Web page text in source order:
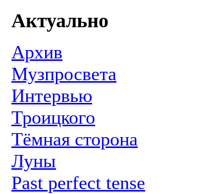
Актуально
Архив
Музпросвета
Интервью
Троицкого
Тёмная сторона
Луны
Past perfect tense